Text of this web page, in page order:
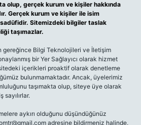
olup, gerçek kurum ve kişiler hakkında
Gerçek kurum ve kişiler ile isim
Sitemizdeki bilgiler taslak
taşımazlar.
gereğince Bilgi Teknolojileri ve İletişim
bir Yer Sağlayıcı olarak hizmet
içerikleri proaktif olarak denetleme
bulunmamaktadır. Ancak, üyelerimiz
taşımakta olup, siteye üye olarak
sayılırlar.
aykırı olduğunu düşündüğünüz
adresine bildirmeniz halinde,